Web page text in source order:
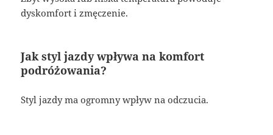
dyskomfort i zmęczenie.
Jak styl jazdy wpływa na komfort
podróżowania?
Styl jazdy ma ogromny wpływ na odczucia.